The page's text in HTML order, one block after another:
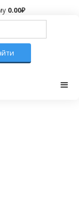
0.00₽